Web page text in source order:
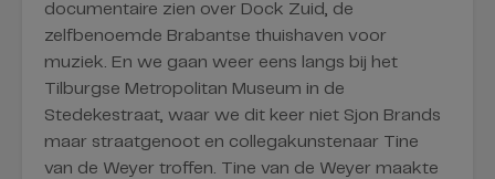
documentaire zien over Dock Zuid, de
zelfbenoemde Brabantse thuishaven voor
muziek. En we gaan weer eens langs bij het
Tilburgse Metropolitan Museum in de
Stedekestraat, waar we dit keer niet Sjon Brands
maar straatgenoot en collegakunstenaar Tine
van de Weyer troffen. Tine van de Weyer maakte